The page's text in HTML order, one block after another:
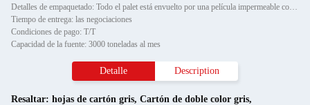
Detalles de empaquetado: Todo el palet está envuelto por una película impermeable con protector de esquina de papel y fijado
Tiempo de entrega: las negociaciones
Condiciones de pago: T/T
Capacidad de la fuente: 3000 toneladas al mes
Detalle Description
Resaltar: hojas de cartón gris, Cartón de doble color gris,